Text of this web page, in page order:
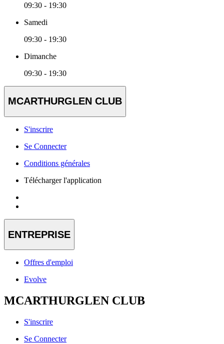
09:30 - 19:30
Samedi
09:30 - 19:30
Dimanche
09:30 - 19:30
MCARTHURGLEN CLUB
S'inscrire
Se Connecter
Conditions générales
Télécharger l'application
ENTREPRISE
Offres d'emploi
Evolve
MCARTHURGLEN CLUB
S'inscrire
Se Connecter